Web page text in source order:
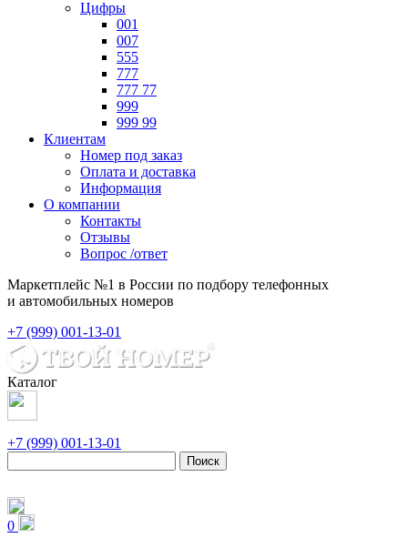
Цифры
001
007
555
777
777 77
999
999 99
Клиентам
Номер под заказ
Оплата и доставка
Информация
О компании
Контакты
Отзывы
Вопрос /ответ
Маркетплейс №1 в России по подбору телефонных
и автомобильных номеров
+7 (999) 001-13-01
Каталог
+7 (999) 001-13-01
Поиск
0